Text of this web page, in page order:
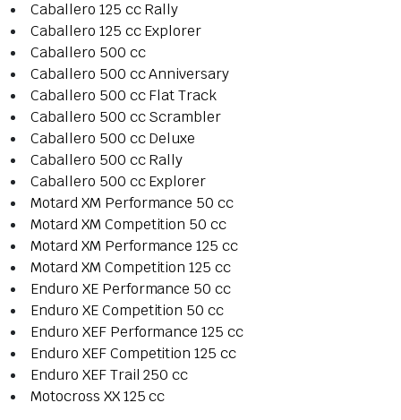
Caballero 125 cc Rally
Caballero 125 cc Explorer
Caballero 500 cc
Caballero 500 cc Anniversary
Caballero 500 cc Flat Track
Caballero 500 cc Scrambler
Caballero 500 cc Deluxe
Caballero 500 cc Rally
Caballero 500 cc Explorer
Motard XM Performance 50 cc
Motard XM Competition 50 cc
Motard XM Performance 125 cc
Motard XM Competition 125 cc
Enduro XE Performance 50 cc
Enduro XE Competition 50 cc
Enduro XEF Performance 125 cc
Enduro XEF Competition 125 cc
Enduro XEF Trail 250 cc
Motocross XX 125 cc